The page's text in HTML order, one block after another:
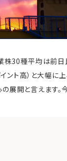
株30種平均は前
ト高）と大幅に上
展開と言えます。